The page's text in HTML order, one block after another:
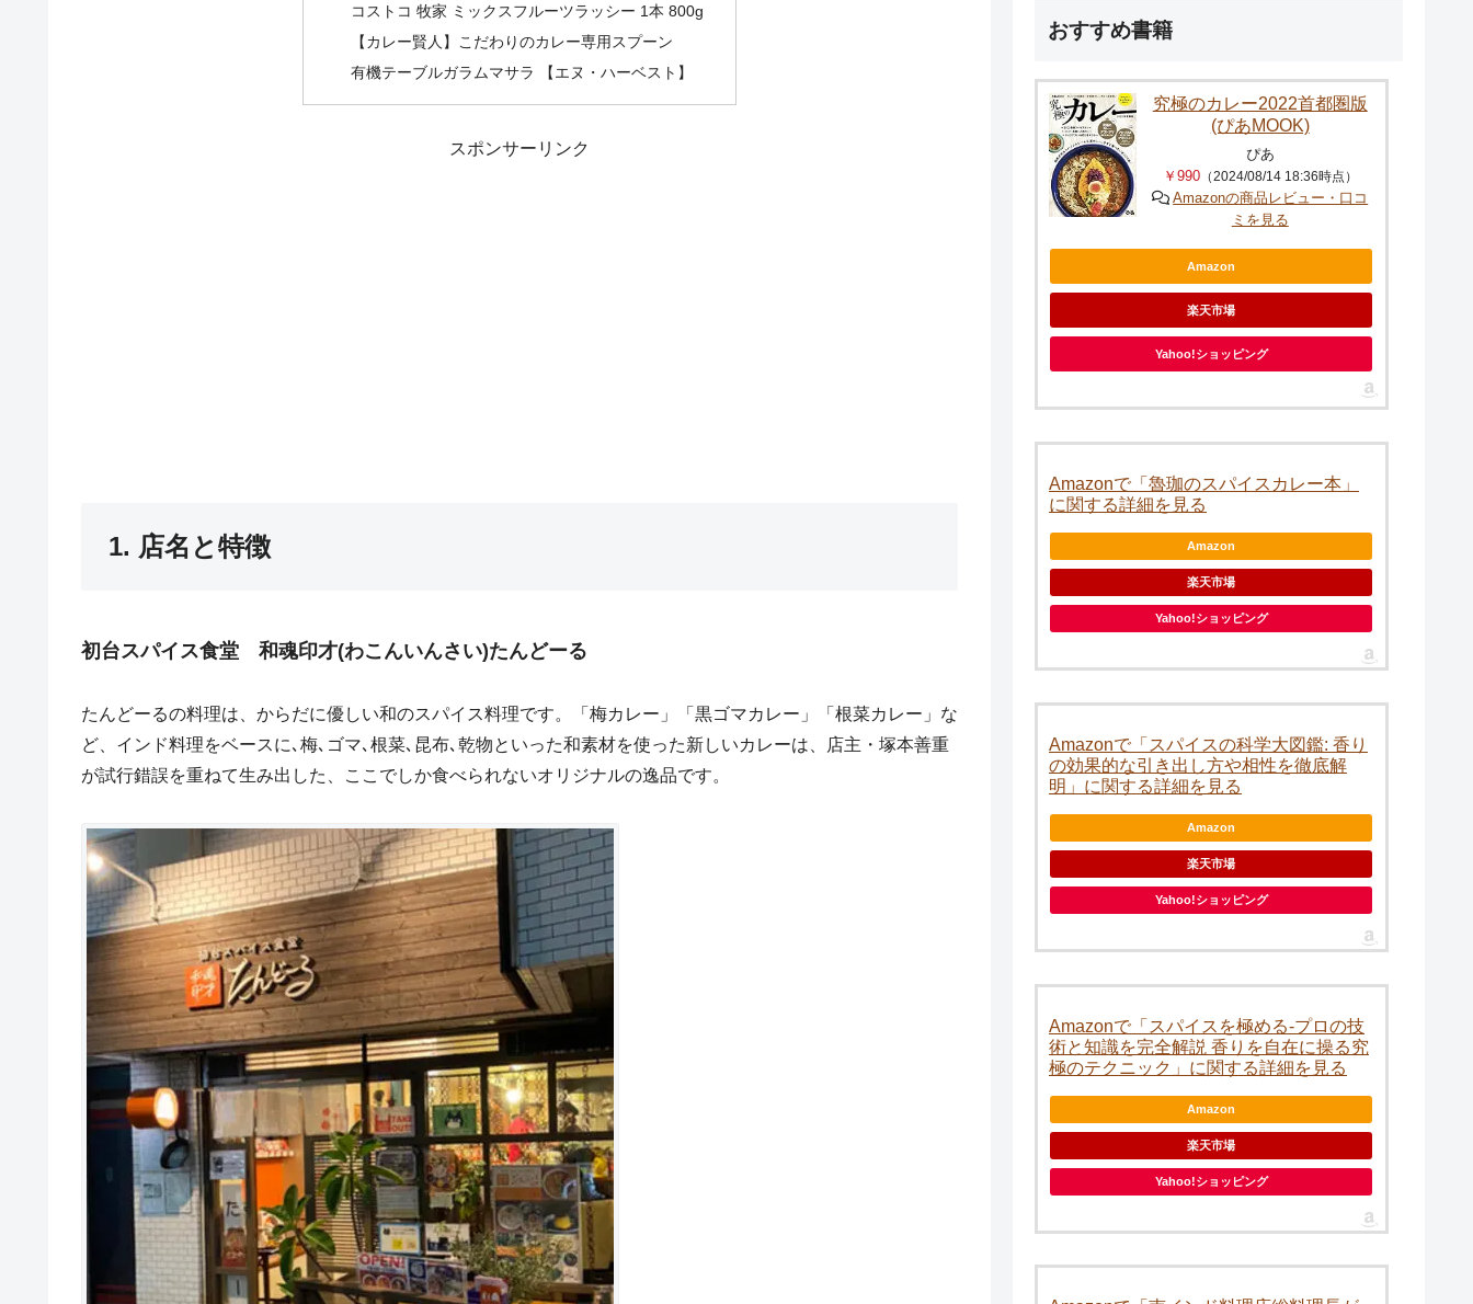
コストコ 牧家 ミックスフルーツラッシー 1本 800g
【カレー賢人】こだわりのカレー専用スプーン
有機テーブルガラムマサラ 【エヌ・ハーベスト】
スポンサーリンク
1. 店名と特徴
初台スパイス食堂 和魂印才(わこんいんさい)たんどーる
たんどーるの料理は、からだに優しい和のスパイス料理です。「梅カレー」「黒ゴマカレー」「根菜カレー」な
ど、インド料理をベースに､梅､ゴマ､根菜､昆布､乾物といった和素材を使った新しいカレーは、店主・塚本善重
が試行錯誤を重ねて生み出した、ここでしか食べられないオリジナルの逸品です。
おすすめ書籍
究極のカレー2022首都圏版
(ぴあMOOK)
ぴあ
￥990（2024/08/14 18:36時点）
Amazonの商品レビュー・口コ
ミを見る
Amazon
楽天市場
Yahoo!ショッピング
Amazonで「魯珈のスパイスカレー本」
に関する詳細を見る
Amazon
楽天市場
Yahoo!ショッピング
Amazonで「スパイスの科学大図鑑: 香り
の効果的な引き出し方や相性を徹底解
明」に関する詳細を見る
Amazon
楽天市場
Yahoo!ショッピング
Amazonで「スパイスを極める-プロの技
術と知識を完全解説 香りを自在に操る究
極のテクニック」に関する詳細を見る
Amazon
楽天市場
Yahoo!ショッピング